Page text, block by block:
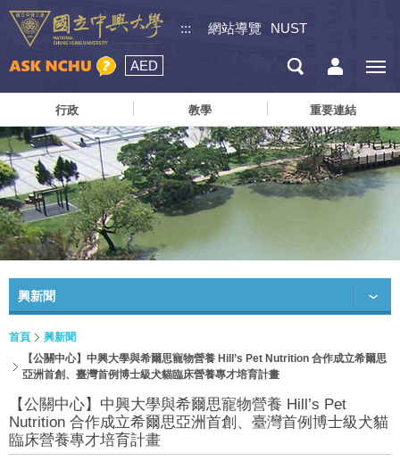
::: 網站導覽 NUST
AED
行政 教學 重要連結
興新聞
首頁
興新聞
【公關中心】中興大學與希爾思寵物營養 Hill’s Pet Nutrition 合作成立希爾思
亞洲首創、臺灣首例博士級犬貓臨床營養專才培育計畫
【公關中心】中興大學與希爾思寵物營養 Hill’s Pet
Nutrition 合作成立希爾思亞洲首創、臺灣首例博士級犬貓
臨床營養專才培育計畫